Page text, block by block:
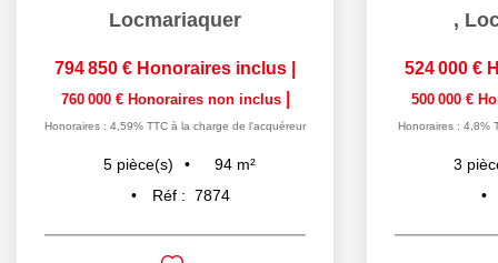
Locmariaquer
794 850 € Honoraires inclus
760 000 € Honoraires non inclus
Honoraires : 4,59% TTC à la charge de l'acquéreur
5 pièce(s) 94 m²
Réf : 7874
,
524 000 €
500 000 €
Honoraires : 4,8%
3